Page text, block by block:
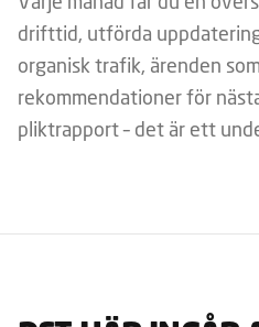
drifttid, utförda
organisk trafik, ärenden
rekommendationer för
pliktrapport – det är ett